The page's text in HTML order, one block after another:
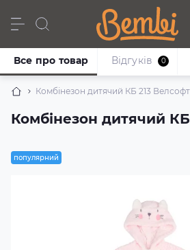
Дівчата Хлопці
Комбінезон дитячий КБ 213 Велсофт
Комбінезон дитячий
Все про товар Відгуків 0
популярний